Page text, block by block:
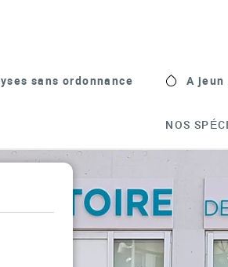
sans ordonnance A jeun
NOS